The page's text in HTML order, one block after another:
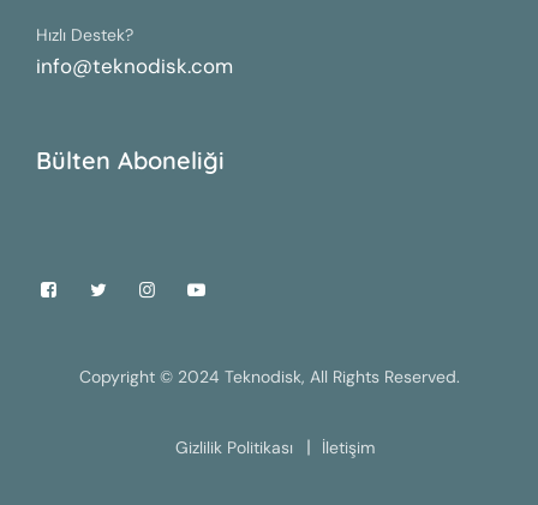
Hızlı Destek?
info@teknodisk.com
Bülten Aboneliği
Copyright © 2024 Teknodisk, All Rights Reserved.
Gizlilik Politikası İletişim